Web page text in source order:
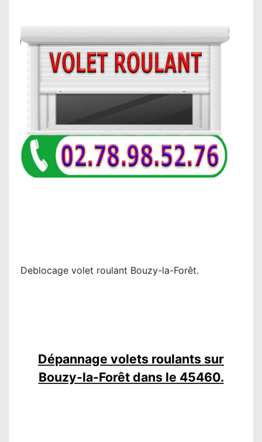
Deblocage volet roulant Bouzy-la-Forêt.
Dépannage volets roulants sur
Bouzy-la-Forêt dans le 45460.